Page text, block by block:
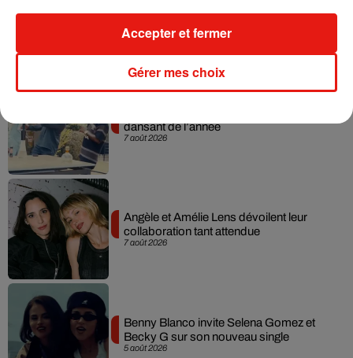
7 août 2026
7 août 2026
dansant de l’année
7 août 2026
Angèle et Amélie Lens dévoilent leur
collaboration tant attendue
5 août 2026
Benny Blanco invite Selena Gomez et
Becky G sur son nouveau single
Gérer mes choix
Accepter et fermer